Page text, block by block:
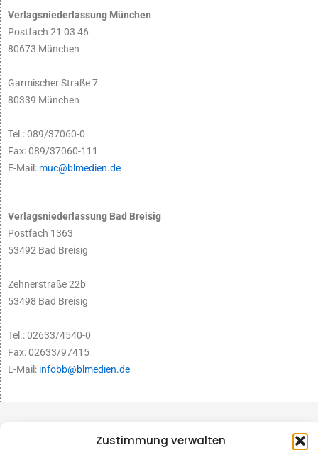
Zustimmung verwalten
Verlagsniederlassung München
Postfach 21 03 46
80673 München
Garmischer Straße 7
80339 München
Tel.: 089/37060-0
Fax: 089/37060-111
E-Mail: muc@blmedien.de
Verlagsniederlassung Bad Breisig
Postfach 1363
53492 Bad Breisig
Zehnerstraße 22b
53498 Bad Breisig
Tel.: 02633/4540-0
Fax: 02633/97415
E-Mail: infobb@blmedien.de